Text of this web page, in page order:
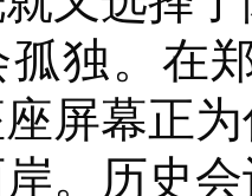
独。在
屏幕正
。历史